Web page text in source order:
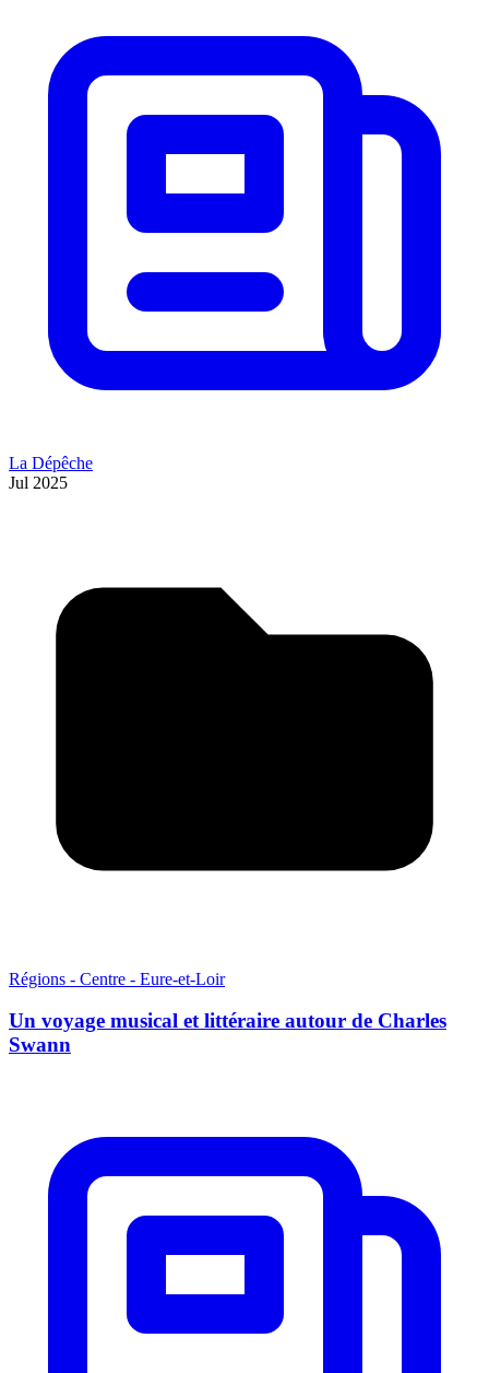
La Dépêche
Jul 2025
Régions - Centre - Eure-et-Loir
Un voyage musical et littéraire autour de Charles
Swann